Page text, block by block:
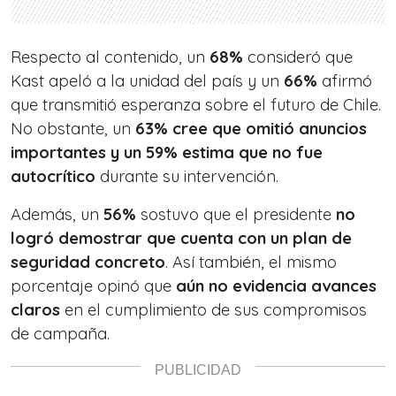
Respecto al contenido, un 68% consideró que
Kast apeló a la unidad del país y un 66% afirmó
que transmitió esperanza sobre el futuro de Chile.
No obstante, un 63% cree que omitió anuncios
importantes y un 59% estima que no fue
autocrítico durante su intervención.
Además, un 56% sostuvo que el presidente no
logró demostrar que cuenta con un plan de
seguridad concreto. Así también, el mismo
porcentaje opinó que aún no evidencia avances
claros en el cumplimiento de sus compromisos
de campaña.